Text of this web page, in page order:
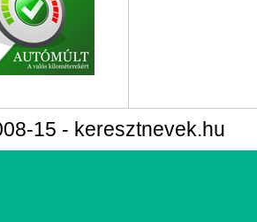
15 - keresztnevek.hu